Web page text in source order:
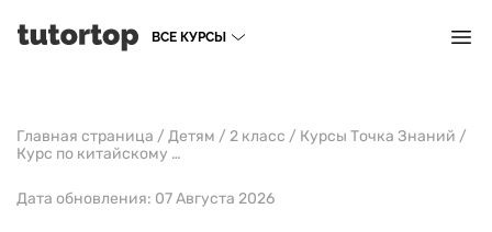
ВСЕ КУРСЫ
Главная страница /Детям /2 класс / Курсы Точка Знаний /
Курс по китайскому языку
Дата обновления: 07 Августа 2026